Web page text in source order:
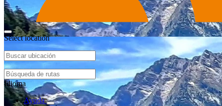
Select location
Idioma
Ayuda